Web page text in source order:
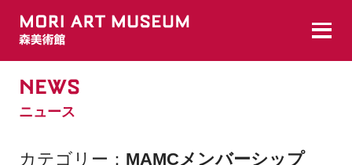
NEWS
ニュース
カテゴリー MAMCメンバーシップ